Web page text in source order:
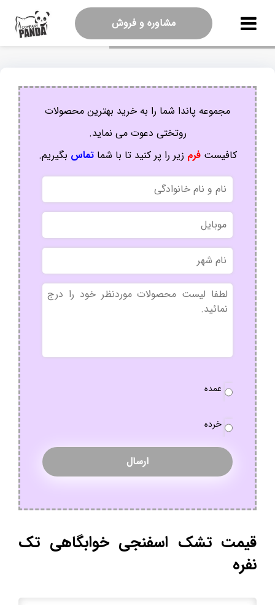
مشاوره و فروش
مجموعه پاندا شما را به خرید بهترین محصولات
روتختی دعوت می نماید.
کافیستفرم زیر را پر کنید تا با شماتماس بگیریم.
نام
و
نام
خانوادگی
موبایل
نام
شهر
بدون
عنوان
سفارش
عمده
خرده
قیمت تشک اسفنجی خوابگاهی تک
نفره